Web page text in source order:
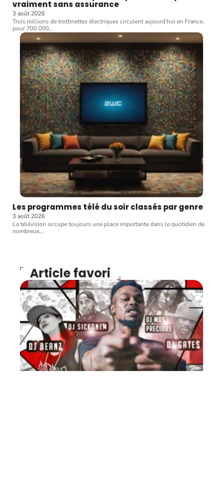
vraiment sans assurance
3 août 2026
Trois millions de trottinettes électriques circulent aujourd'hui en France,
pour 700 000…
Les programmes télé du soir classés par genre
3 août 2026
La télévision occupe toujours une place importante dans le quotidien de
nombreux…
Article favori